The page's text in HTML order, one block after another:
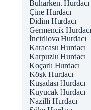
Buharkent Hurdacı
Çine Hurdacı
Didim Hurdacı
Germencik Hurdacı
İncirliova Hurdacı
Karacasu Hurdacı
Karpuzlu Hurdacı
Koçarlı Hurdacı
Köşk Hurdacı
Kuşadası Hurdacı
Kuyucak Hurdacı
Nazilli Hurdacı